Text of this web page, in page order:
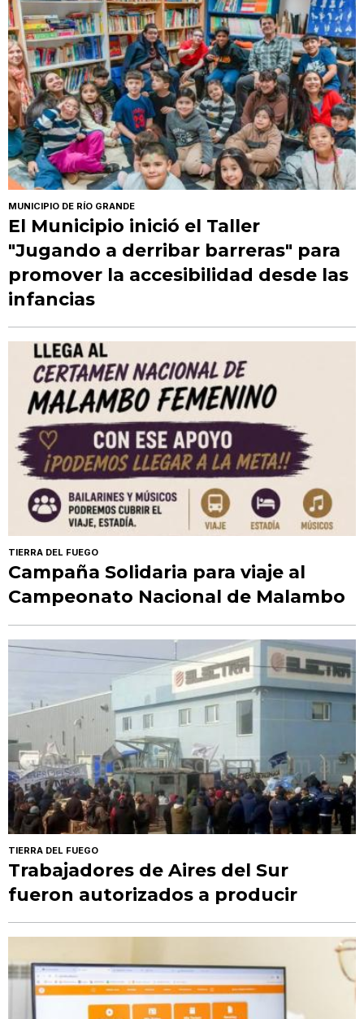
MUNICIPIO DE RÍO GRANDE
El Municipio inició el Taller
"Jugando a derribar barreras" para
promover la accesibilidad desde las
infancias
TIERRA DEL FUEGO
Campaña Solidaria para viaje al
Campeonato Nacional de Malambo
TIERRA DEL FUEGO
Trabajadores de Aires del Sur
fueron autorizados a producir